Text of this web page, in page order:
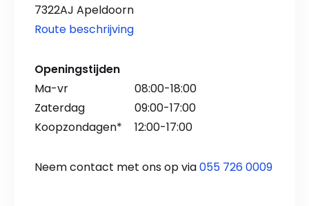
7322AJ Apeldoorn
Route beschrijving
Openingstijden
Ma-vr
08:00-18:00
Zaterdag
09:00-17:00
Koopzondagen*
12:00-17:00
Neem contact met ons op via055 726 0009